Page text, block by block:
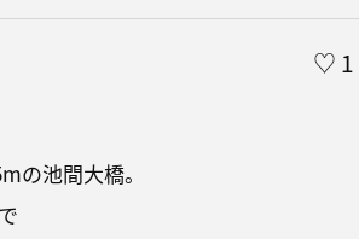
♡ 1
の池間大橋。